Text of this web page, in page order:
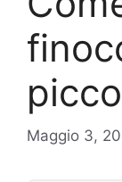
Maggio 3,